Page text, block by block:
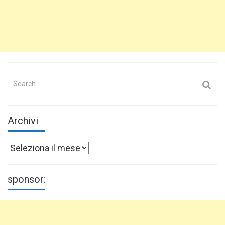
Search
Archivi
Archivi
sponsor: